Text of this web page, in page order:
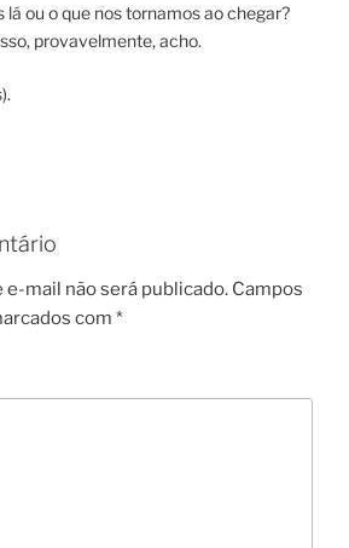
lá ou o que nos tornamos ao chegar?
provavelmente, acho.
e-mail não será publicado. Campos
com *